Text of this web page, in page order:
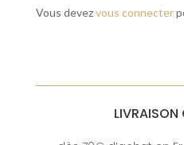
Vous devezvous connecter
LIVRAISON